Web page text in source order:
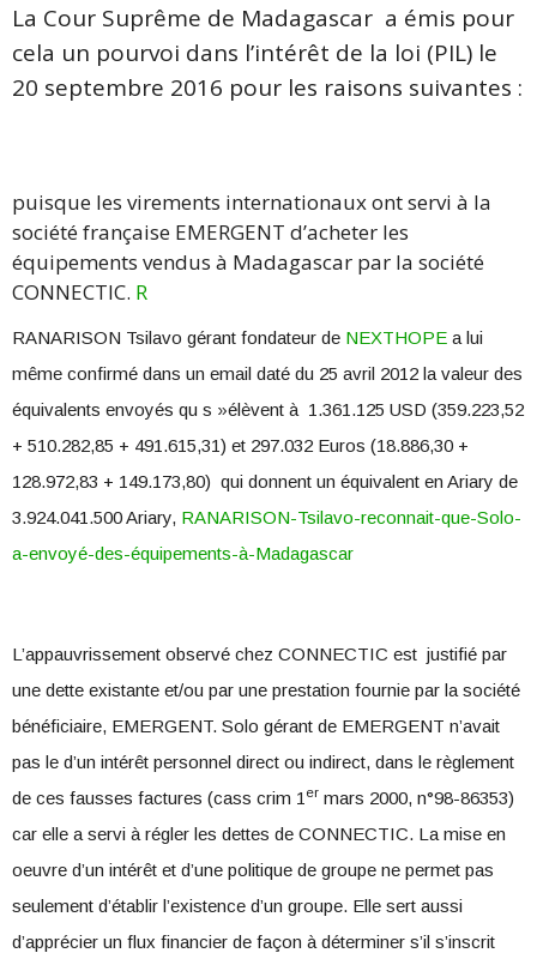
La Cour Suprême de Madagascar a émis pour
cela un pourvoi dans l’intérêt de la loi (PIL) le
20 septembre 2016 pour les raisons suivantes :
puisque les virements internationaux ont servi à la
société française EMERGENT d’acheter les
équipements vendus à Madagascar par la société
CONNECTIC. R
RANARISON Tsilavo gérant fondateur de NEXTHOPE a lui
même confirmé dans un email daté du 25 avril 2012 la valeur des
équivalents envoyés qu s »élèvent à 1.361.125 USD (359.223,52
+ 510.282,85 + 491.615,31) et 297.032 Euros (18.886,30 +
128.972,83 + 149.173,80) qui donnent un équivalent en Ariary de
3.924.041.500 Ariary, RANARISON-Tsilavo-reconnait-que-Solo-
a-envoyé-des-équipements-à-Madagascar
L’appauvrissement observé chez CONNECTIC est justifié par
une dette existante et/ou par une prestation fournie par la société
bénéficiaire, EMERGENT. Solo gérant de EMERGENT n’avait
pas le d’un intérêt personnel direct ou indirect, dans le règlement
de ces fausses factures (cass crim 1 er mars 2000, n°98-86353)
car elle a servi à régler les dettes de CONNECTIC. La mise en
oeuvre d’un intérêt et d’une politique de groupe ne permet pas
seulement d’établir l’existence d’un groupe. Elle sert aussi
d’apprécier un flux financier de façon à déterminer s’il s’inscrit